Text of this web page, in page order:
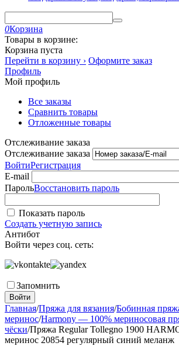
0Корзина
Товары в корзине:
Корзина пуста
Перейти в корзину › Оформите заказ
Профиль
Мой профиль
Все заказы
Сравнить товары
Отложенные товары
Отслеживание заказа
Отслеживание заказа
ВойтиРегистрация
E-mail
ПарольВосстановить пароль
Показать пароль
Создать учетную запись
Антибот
Войти через соц. сеть:
Запомнить
Войти
Главная/Пряжа для вязания/Бобинная
меринос/Harmony — 100% мериносовая
чёски/Пряжа Regular Tollegno 1900
меринос 20854 регулярный синий меланж